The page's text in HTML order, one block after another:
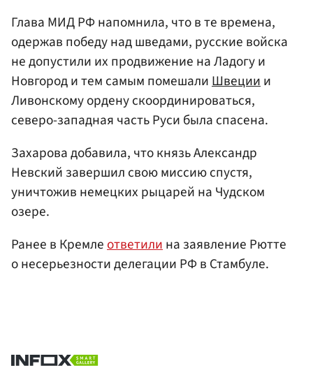
Глава МИД РФ напомнила, что в те времена,
одержав победу над шведами, русские войска
не допустили их продвижение на Ладогу и
Новгород и тем самым помешалиШвециии
Ливонскому ордену скоординироваться,
северо-западная часть Руси была спасена.
Захарова добавила, что князь Александр
Невский завершил свою миссию спустя,
уничтожив немецких рыцарей на Чудском
озере.
Ранее в Кремлеответилина заявление Рютте
о несерьезности делегации РФ в Стамбуле.